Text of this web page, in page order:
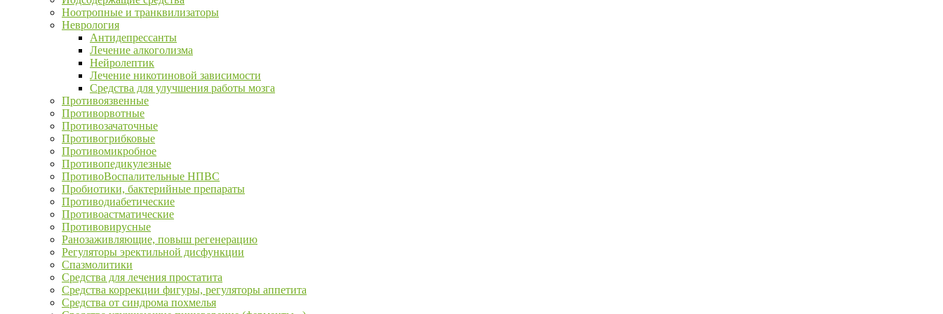
Ноотропные и транквилизаторы
Неврология
Антидепрессанты
Лечение алкоголизма
Нейролептик
Лечение никотиновой зависимости
Средства для улучшения работы мозга
Противоязвенные
Противорвотные
Противозачаточные
Противогрибковые
Противомикробное
Противопедикулезные
ПротивоВоспалительные НПВС
Пробиотики, бактерийные препараты
Противодиабетические
Противоастматические
Противовирусные
Ранозаживляющие, повыш регенерацию
Регуляторы эректильной дисфункции
Спазмолитики
Средства для лечения простатита
Средства коррекции фигуры, регуляторы аппетита
Средства от синдрома похмелья